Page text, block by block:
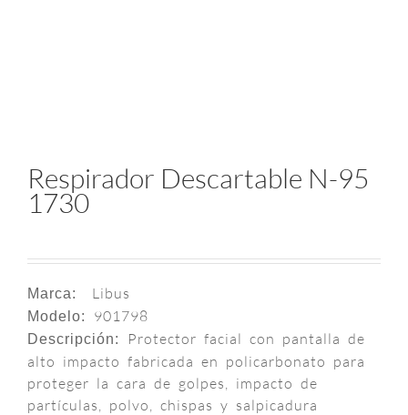
Respirador Descartable N-95
1730
Marca: Libus
Modelo: 901798
Descripción:
Protector facial con pantalla de
alto impacto fabricada en policarbonato para
proteger la cara de golpes, impacto de
partículas, polvo, chispas y salpicadura